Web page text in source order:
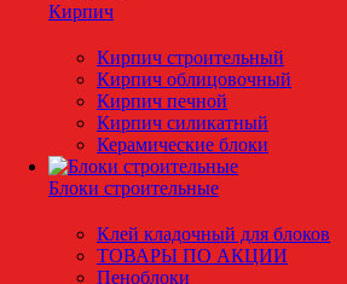
Кирпич
Кирпич строительный
Кирпич облицовочный
Кирпич печной
Кирпич силикатный
Керамические блоки
Блоки строительные
Клей кладочный для блоков
ТОВАРЫ ПО АКЦИИ
Пеноблоки